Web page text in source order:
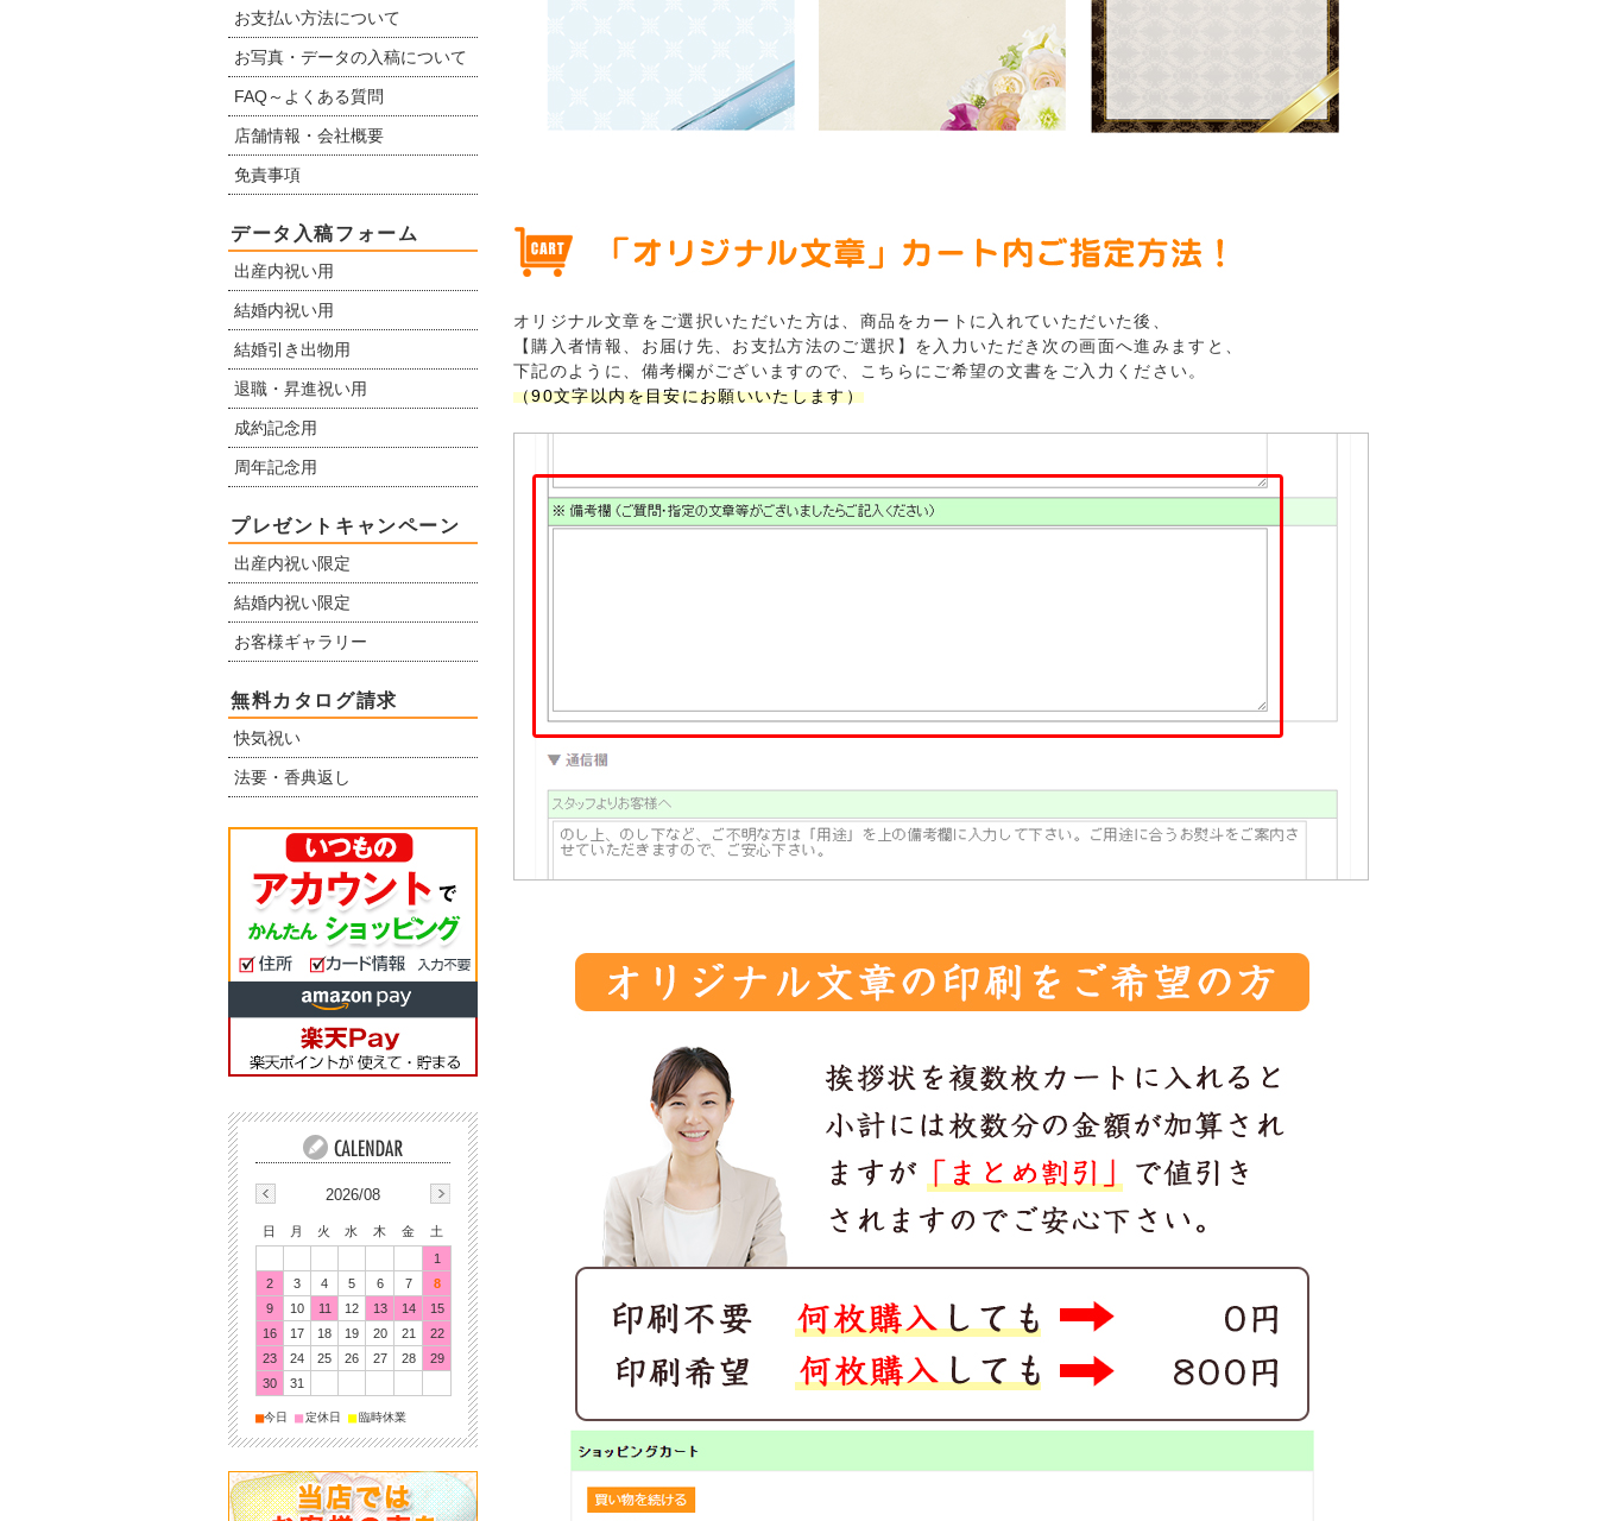
オリジナル文章をご選択いただいた方は、商品をカートに入れていただいた後、
【購入者情報、お届け先、お支払方法のご選択】を入力いただき次の画面へ進みますと、
下記のように、備考欄がございますので、こちらにご希望の文書をご入力ください。
（90文字以内を目安にお願いいたします）
お支払い方法について
お写真・データの入稿について
FAQ～よくある質問
店舗情報・会社概要
免責事項
データ入稿フォーム
出産内祝い用
結婚内祝い用
結婚引き出物用
退職・昇進祝い用
成約記念用
周年記念用
プレゼントキャンペーン
出産内祝い限定
結婚内祝い限定
お客様ギャラリー
無料カタログ請求
快気祝い
法要・香典返し
2026/08
日 月 火 水 木 金
土
1
2
3 4 5 6 7
8
9
10 11 12 13 14
15
16
17 18 19 20 21
22
23
24 25 26 27 28
29
30
31
■今日 ■定休日 ■臨時休業